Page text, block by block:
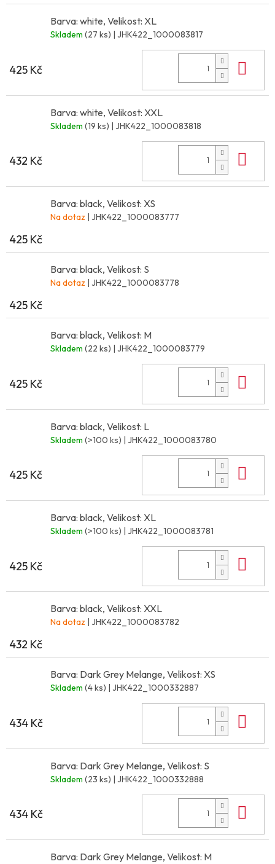
Barva: white, Velikost: XL
Skladem (27 ks) | JHK422_1000083817
425 Kč
Barva: white, Velikost: XXL
Skladem (19 ks) | JHK422_1000083818
432 Kč
Barva: black, Velikost: XS
Na dotaz | JHK422_1000083777
425 Kč
Barva: black, Velikost: S
Na dotaz | JHK422_1000083778
425 Kč
Barva: black, Velikost: M
Skladem (22 ks) | JHK422_1000083779
425 Kč
Barva: black, Velikost: L
Skladem (>100 ks) | JHK422_1000083780
425 Kč
Barva: black, Velikost: XL
Skladem (>100 ks) | JHK422_1000083781
425 Kč
Barva: black, Velikost: XXL
Na dotaz | JHK422_1000083782
432 Kč
Barva: Dark Grey Melange, Velikost: XS
Skladem (4 ks) | JHK422_1000332887
434 Kč
Barva: Dark Grey Melange, Velikost: S
Skladem (23 ks) | JHK422_1000332888
434 Kč
Barva: Dark Grey Melange, Velikost: M